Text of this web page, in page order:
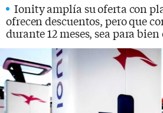
Ionity amplía su oferta con
ofrecen descuentos, pero que
durante 12 meses, sea para